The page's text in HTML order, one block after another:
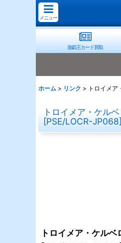
メニュー
遊戯王カード買取
ホーム > リンク > トロイメ
トロイメア・ケル
[PSE/LOCR-JP068]
トロイメア・ケル